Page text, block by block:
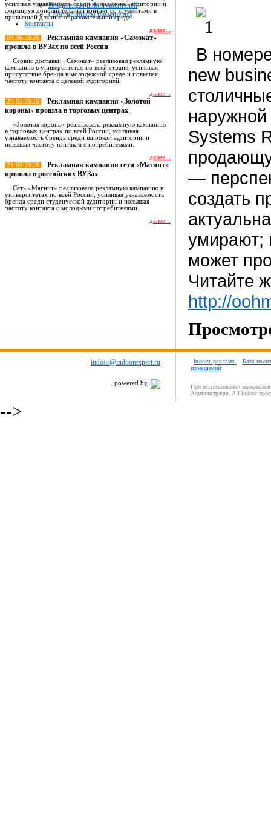
Владельцам indoor носителей
Собственникам помещений
Контакты
усиливая узнаваемость среди молодежной аудитории и
формируя дополнительный контакт со студентами в
привычной для них образовательной среде.
далее...
03.06.2026
Рекламная кампания «Самокат»
прошла в ВУЗах по всей России
Сервис доставки «Самокат» реализовал рекламную
кампанию в университетах по всей стране, усиливая
присутствие бренда в молодежной среде и повышая
частоту контакта с целевой аудиторией.
далее...
27.05.2026
Рекламная кампания «Золотой
короны» прошла в торговых центрах
«Золотая корона» реализовала рекламную кампанию
в торговых центрах по всей России, усиливая
узнаваемость бренда среди широкой аудитории и
повышая частоту контакта с потребителями.
далее...
21.05.2026
Рекламная кампания сети «Магнит»
прошла в российских ВУЗах
Сеть «Магнит» реализовала рекламную кампанию в
университетах по всей России, усиливая узнаваемость
бренда среди студенческой аудитории и повышая
частоту контакта с молодыми потребителями.
далее...
В
new
Systems
—
создать
умирают;
может
Читайте
http://
indoor@indoorexpert.ru
powered by
Indoor-реклама
База
помещений
При использовании
Администрация All-Indoor
-->